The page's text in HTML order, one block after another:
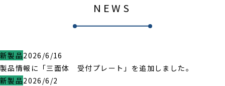
NEWS
新製品2026/6/16
製品情報に「三面体 受付プレート」を追加しました。
新製品2026/6/2